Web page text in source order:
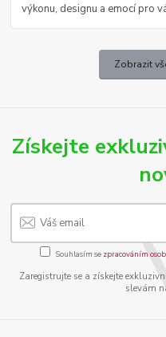
výkonu, designu a emocí pro
Zobrazit
Získejte
Souhlasím se zpracováním
Zaregistrujte se a získejte
slevám